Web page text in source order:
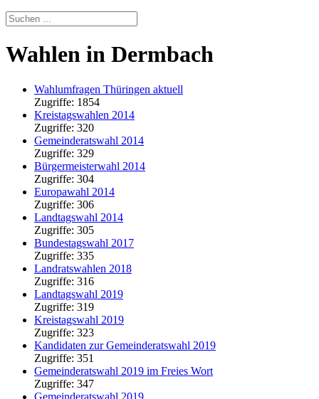
Wahlen in Dermbach
Wahlumfragen Thüringen aktuell
Zugriffe: 1854
Kreistagswahlen 2014
Zugriffe: 320
Gemeinderatswahl 2014
Zugriffe: 329
Bürgermeisterwahl 2014
Zugriffe: 304
Europawahl 2014
Zugriffe: 306
Landtagswahl 2014
Zugriffe: 305
Bundestagswahl 2017
Zugriffe: 335
Landratswahlen 2018
Zugriffe: 316
Landtagswahl 2019
Zugriffe: 319
Kreistagswahl 2019
Zugriffe: 323
Kandidaten zur Gemeinderatswahl 2019
Zugriffe: 351
Gemeinderatswahl 2019 im Freies Wort
Zugriffe: 347
Gemeinderatswahl 2019